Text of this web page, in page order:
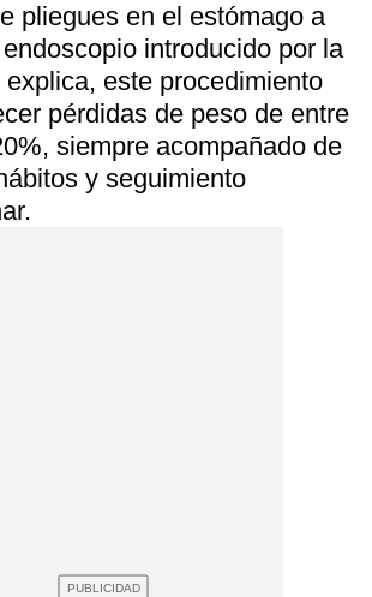
pliegues en el estómago a
introducido por la
este procedimiento
pérdidas de peso de entre
siempre acompañado de
y seguimiento